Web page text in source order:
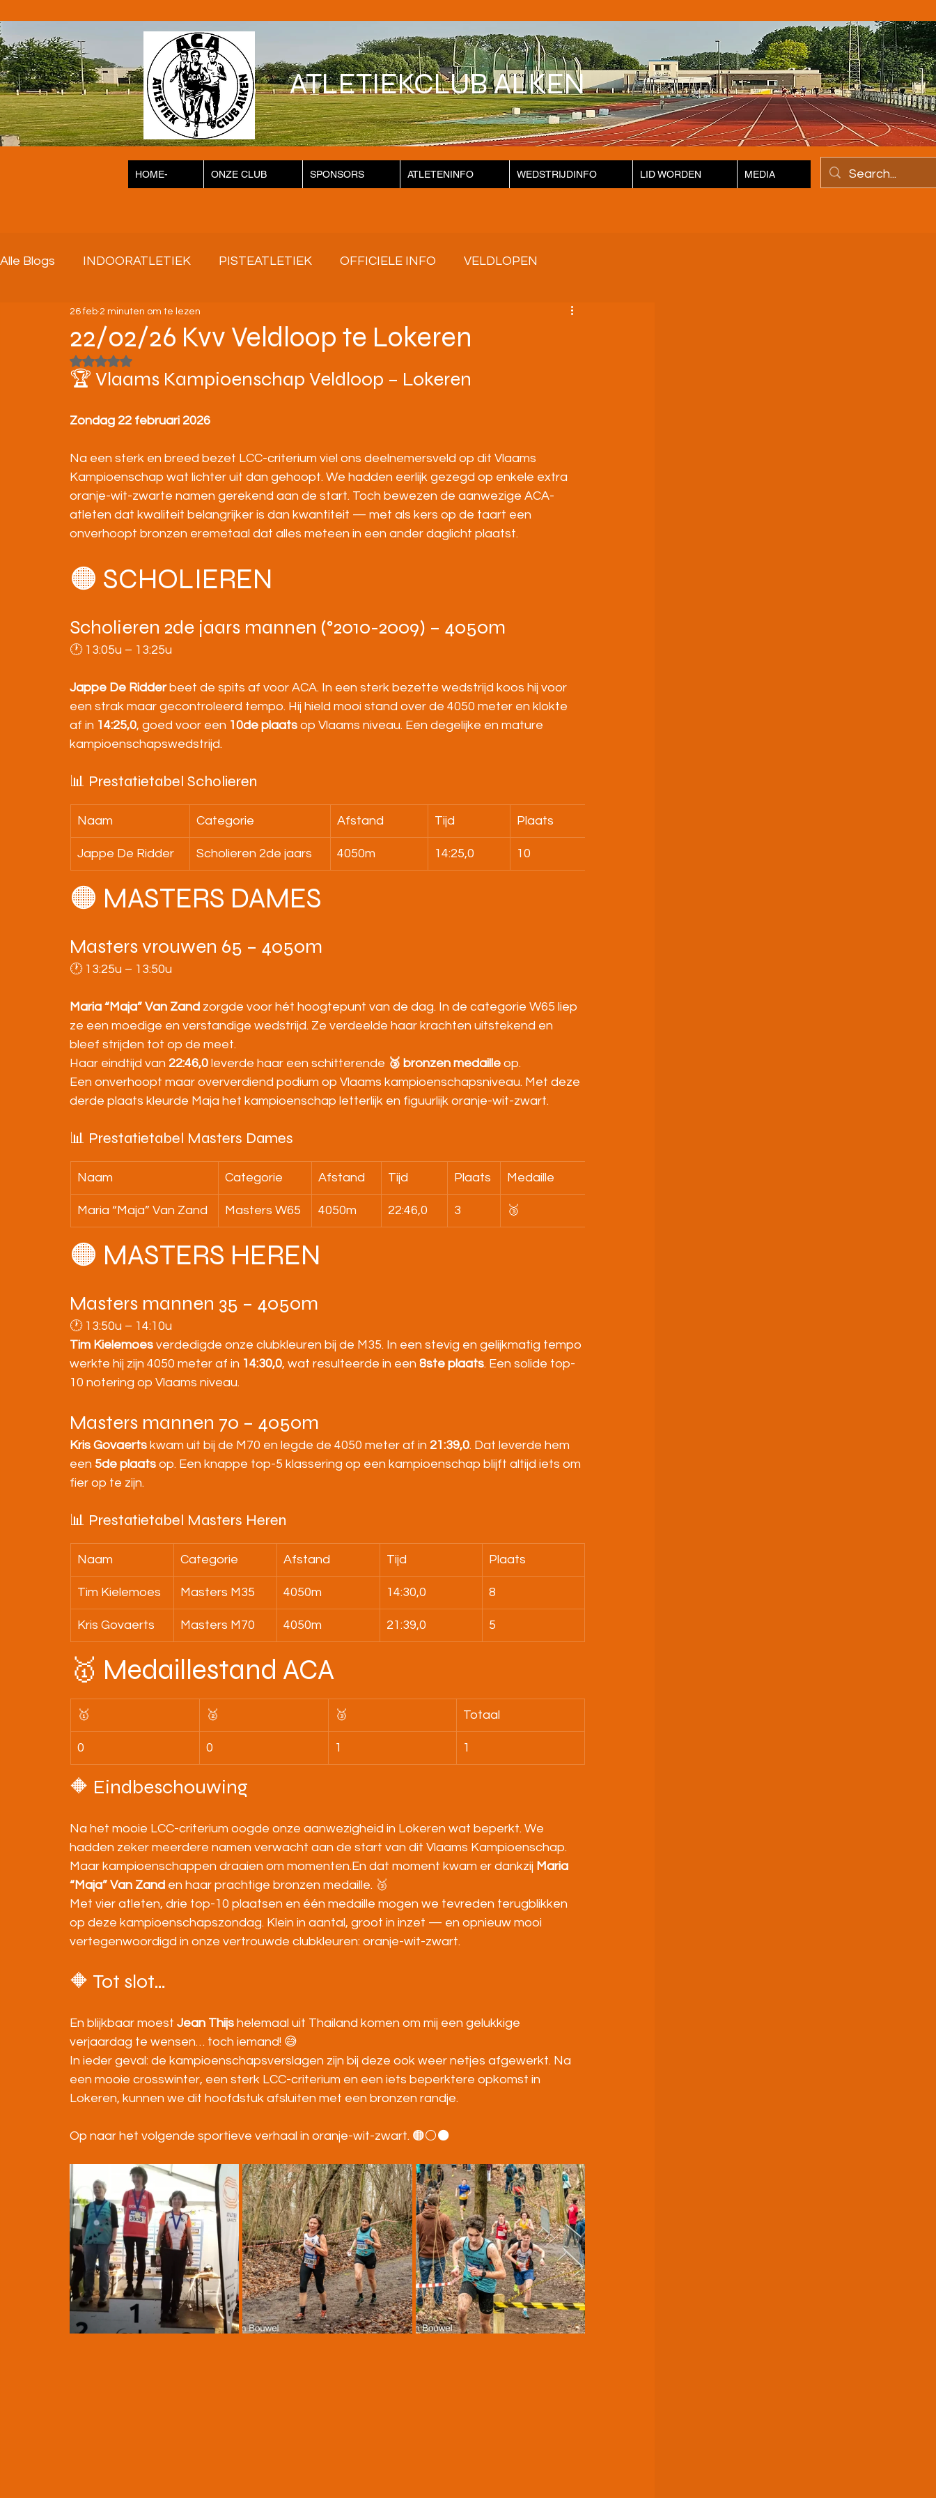
ATLETIEKCLUB ALKEN
HOME- ONZE CLUB SPONSORS ATLETENINFO WEDSTRIJDINFO LID WORDEN MEDIA
Alle Blogs INDOORATLETIEK PISTEATLETIEK OFFICIELE INFO VELDLOPEN
STRATENLOPEN JEUGD/ONDERBOUW
KAMPIOENSCHAPPEN
22/02/26 Kvv Veldloop te Lokeren
26 feb 2 minuten om te lezen
Beoordeeld met NaN uit 5 sterren.
🏆 Vlaams Kampioenschap Veldloop – Lokeren
Zondag 22 februari 2026
Na een sterk en breed bezet LCC-criterium viel ons deelnemersveld op dit Vlaams
Kampioenschap wat lichter uit dan gehoopt. We hadden eerlijk gezegd op enkele extra
oranje-wit-zwarte namen gerekend aan de start. Toch bewezen de aanwezige ACA-
atleten dat kwaliteit belangrijker is dan kwantiteit — met als kers op de taart een
onverhoopt bronzen eremetaal dat alles meteen in een ander daglicht plaatst.
🟠 SCHOLIEREN
Scholieren 2de jaars mannen (°2010-2009) – 4050m
🕐 13:05u – 13:25u
Jappe De Ridder beet de spits af voor ACA. In een sterk bezette wedstrijd koos hij voor
een strak maar gecontroleerd tempo. Hij hield mooi stand over de 4050 meter en klokte
af in 14:25,0, goed voor een 10de plaats op Vlaams niveau. Een degelijke en mature
kampioenschapswedstrijd.
📊 Prestatietabel Scholieren
Naam Categorie Afstand Tijd Plaats
Jappe De Ridder Scholieren 2de jaars 4050m 14:25,0 10
🟠 MASTERS DAMES
Masters vrouwen 65 – 4050m
🕐 13:25u – 13:50u
Maria “Maja” Van Zand zorgde voor hét hoogtepunt van de dag. In de categorie W65 liep
ze een moedige en verstandige wedstrijd. Ze verdeelde haar krachten uitstekend en
bleef strijden tot op de meet.
Haar eindtijd van 22:46,0 leverde haar een schitterende 🥉 bronzen medaille op.
Een onverhoopt maar oververdiend podium op Vlaams kampioenschapsniveau. Met deze
derde plaats kleurde Maja het kampioenschap letterlijk en figuurlijk oranje-wit-zwart.
📊 Prestatietabel Masters Dames
Naam Categorie Afstand Tijd Plaats Medaille
Maria “Maja” Van Zand Masters W65 4050m 22:46,0 3 🥉
🟠 MASTERS HEREN
Masters mannen 35 – 4050m
🕐 13:50u – 14:10u
Tim Kielemoes verdedigde onze clubkleuren bij de M35. In een stevig en gelijkmatig tempo
werkte hij zijn 4050 meter af in 14:30,0, wat resulteerde in een 8ste plaats. Een solide top-
10 notering op Vlaams niveau.
Masters mannen 70 – 4050m
Kris Govaerts kwam uit bij de M70 en legde de 4050 meter af in 21:39,0. Dat leverde hem
een 5de plaats op. Een knappe top-5 klassering op een kampioenschap blijft altijd iets om
fier op te zijn.
📊 Prestatietabel Masters Heren
Naam Categorie Afstand Tijd Plaats
Tim Kielemoes Masters M35 4050m 14:30,0 8
Kris Govaerts Masters M70 4050m 21:39,0 5
🥇 Medaillestand ACA
🥇 🥈 🥉 Totaal
0 0 1 1
🔶 Eindbeschouwing
Na het mooie LCC-criterium oogde onze aanwezigheid in Lokeren wat beperkt. We
hadden zeker meerdere namen verwacht aan de start van dit Vlaams Kampioenschap.
Maar kampioenschappen draaien om momenten.En dat moment kwam er dankzij Maria
“Maja” Van Zand en haar prachtige bronzen medaille. 🥉
Met vier atleten, drie top-10 plaatsen en één medaille mogen we tevreden terugblikken
op deze kampioenschapszondag. Klein in aantal, groot in inzet — en opnieuw mooi
vertegenwoordigd in onze vertrouwde clubkleuren: oranje-wit-zwart.
🔶 Tot slot…
En blijkbaar moest Jean Thijs helemaal uit Thailand komen om mij een gelukkige
verjaardag te wensen… toch iemand! 😅
In ieder geval: de kampioenschapsverslagen zijn bij deze ook weer netjes afgewerkt. Na
een mooie crosswinter, een sterk LCC-criterium en een iets beperktere opkomst in
Lokeren, kunnen we dit hoofdstuk afsluiten met een bronzen randje.
Op naar het volgende sportieve verhaal in oranje-wit-zwart. 🟠⚪⚫